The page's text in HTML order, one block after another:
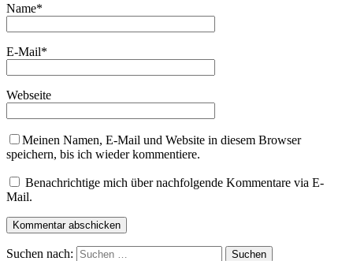
Name*
E-Mail*
Webseite
Meinen Namen, E-Mail und Website in diesem Browser
speichern, bis ich wieder kommentiere.
Benachrichtige mich über nachfolgende Kommentare via E-
Mail.
Suchen nach: